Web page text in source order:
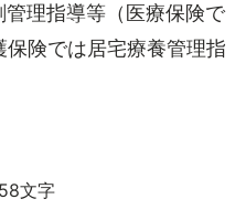
理指導等（医療保険で
険では居宅療養管理指
文字